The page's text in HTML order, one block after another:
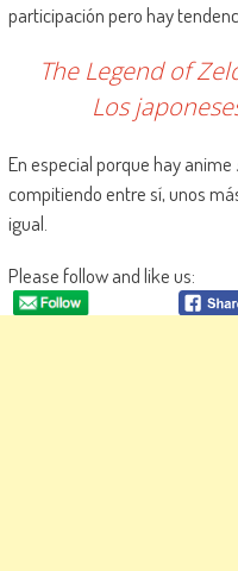
participación pero hay
The Legend of
Los
En especial porque hay anime
compitiendo entre sí, unos
igual.
Please follow and like us: